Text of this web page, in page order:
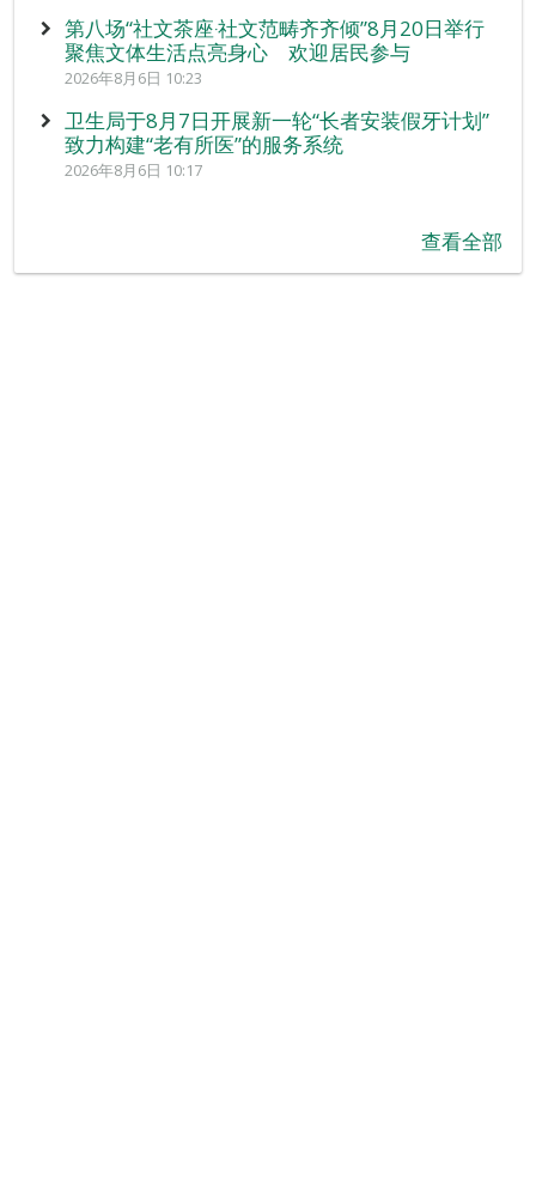
第八场“社文茶座‧社文范畴齐齐倾”8月20日举行
聚焦文体生活点亮身心 欢迎居民参与
2026年8月6日 10:23
卫生局于8月7日开展新一轮“长者安装假牙计划”
致力构建“老有所医”的服务系统
2026年8月6日 10:17
查看全部